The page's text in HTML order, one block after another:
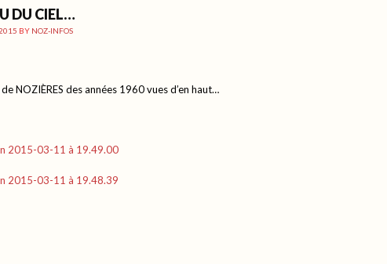
DU CIEL…
BY NOZ-INFOS
NOZIÈRES des années 1960 vues d’en haut…